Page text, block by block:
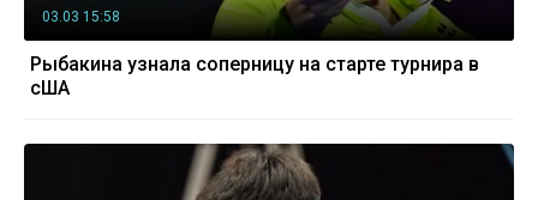
03.03 15:58
Рыбакина узнала соперницу на старте турнира в
сША